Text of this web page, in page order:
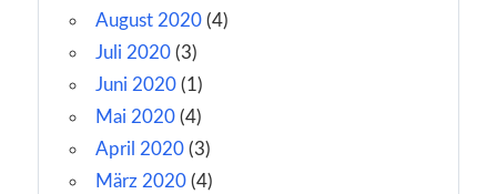
August 2020 (4)
Juli 2020 (3)
Juni 2020 (1)
Mai 2020 (4)
April 2020 (3)
März 2020 (4)